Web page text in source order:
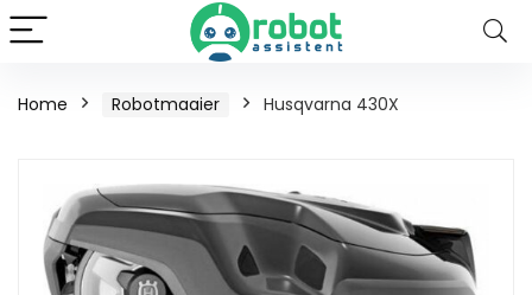
Home Robotmaaier Husqvarna 430X